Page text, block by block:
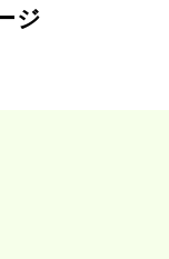
ジ